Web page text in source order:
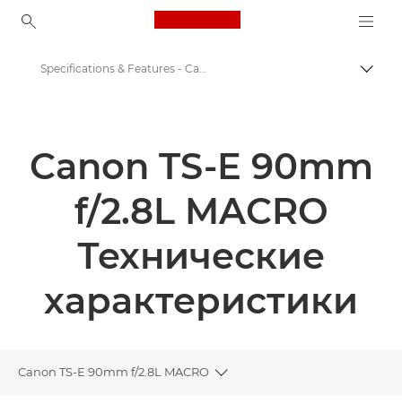
Canon Logo, back to
Canon TS-E 90mm f/2.8L MACRO - Lenses - Camera & Photo lenses
Specifications & Features - Canon TS-E 90mm f/2.8L MACRO - Canon TS-E 90mm f/2.8L MACRO
Canon TS-E 90mm
f/2.8L MACRO
Технические
характеристики
Canon TS-E 90mm f/2.8L MACRO
Toggle breadcrumbs